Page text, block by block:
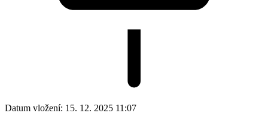
Datum vložení: 15. 12. 2025 11:07